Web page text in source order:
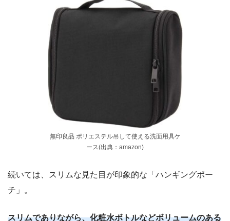
無印良品 ポリエステル吊して使える洗面用具ケ
ース(出典：amazon)
続いては、スリムな見た目が印象的な「ハンギングポー
チ」。
スリムでありながら、化粧水ボトルなどボリュームのある